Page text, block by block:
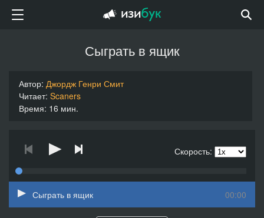
Сыграть в ящик
Автор: Джордж Генри Смит
Читает: Scaners
Время: 16 мин.
Скорость:
00:00
Сыграть в ящик